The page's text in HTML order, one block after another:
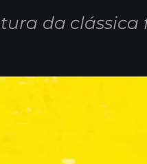
da clássica